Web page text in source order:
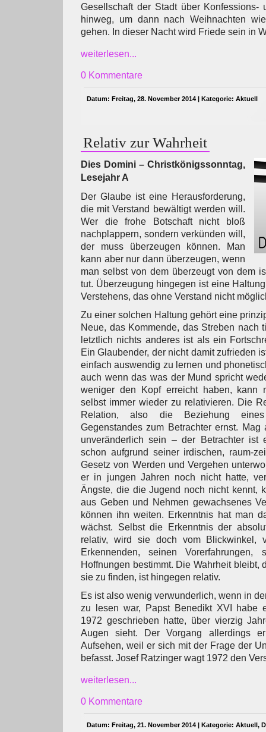
Gesellschaft der Stadt über Konfessions-
hinweg, um dann nach Weihnachten
gehen. In dieser Nacht wird Friede sein in
weiterlesen...
0 Kommentare
Datum: Freitag, 28. November 2014 | Kategorie: Aktuell
Relativ zur Wahrheit
Dies Domini – Christkönigssonntag,
Lesejahr A
Der Glaube ist eine Herausforderung,
die mit Verstand bewältigt werden will.
Wer die frohe Botschaft nicht bloß
nachplappern, sondern verkünden will,
der muss überzeugen können. Man
kann aber nur dann überzeugen, wenn
man selbst von dem überzeugt von dem
tut. Überzeugung hingegen ist eine
Verstehens, das ohne Verstand nicht
Zu einer solchen Haltung gehört eine
Neue, das Kommende, das Streben nach
letztlich nichts anderes ist als ein
Ein Glaubender, der nicht damit zufrieden
einfach auswendig zu lernen und
auch wenn das was der Mund spricht
weniger den Kopf erreicht haben, kann
selbst immer wieder zu relativieren. Die
Relation, also die Beziehung
Gegenstandes zum Betrachter ernst. Mag
unveränderlich sein – der Betrachter
schon aufgrund seiner irdischen, raum-
Gesetz von Werden und Vergehen
er in jungen Jahren noch nicht hatte,
Ängste, die die Jugend noch nicht kennt,
aus Geben und Nehmen gewachsenes
können ihn weiten. Erkenntnis hat man
wächst. Selbst die Erkenntnis der
relativ, wird sie doch vom Blickwinkel,
Erkennenden, seinen Vorerfahrungen,
Hoffnungen bestimmt. Die Wahrheit bleibt,
sie zu finden, ist hingegen relativ.
Es ist also wenig verwunderlich, wenn in
zu lesen war, Papst Benedikt XVI habe
1972 geschrieben hatte, über vierzig
Augen sieht. Der Vorgang allerdings
Aufsehen, weil er sich mit der Frage der
befasst. Josef Ratzinger wagt 1972 den
weiterlesen...
0 Kommentare
Datum: Freitag, 21. November 2014 | Kategorie: Aktuell,